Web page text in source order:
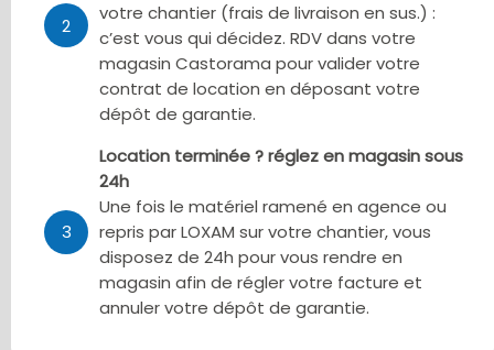
2
votre chantier (frais de livraison en sus.) :
c’est vous qui décidez. RDV dans votre
magasin Castorama pour valider votre
contrat de location en déposant votre
dépôt de garantie.
3
Location terminée ? réglez en magasin sous
24h
Une fois le matériel ramené en agence ou
repris par LOXAM sur votre chantier, vous
disposez de 24h pour vous rendre en
magasin afin de régler votre facture et
annuler votre dépôt de garantie.